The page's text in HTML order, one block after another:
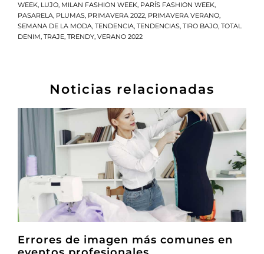
WEEK, LUJO, MILAN FASHION WEEK, PARÍS FASHION WEEK,
PASARELA, PLUMAS, PRIMAVERA 2022, PRIMAVERA VERANO,
SEMANA DE LA MODA, TENDENCIA, TENDENCIAS, TIRO BAJO, TOTAL
DENIM, TRAJE, TRENDY, VERANO 2022
Noticias relacionadas
Errores de imagen más comunes en